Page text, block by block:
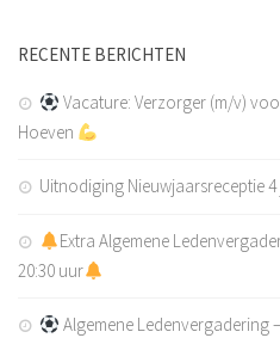
RECENTE BERICHTEN
Vacature: Verzorger (m/v)
Hoeven
Uitnodiging Nieuwjaarsreceptie 4
Extra Algemene
20:30 uur
Algemene Ledenvergadering